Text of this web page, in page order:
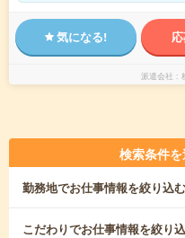
気になる!
派遣会社
検索条件
勤務地でお仕事情報を絞り込む
こだわりでお仕事情報を絞り